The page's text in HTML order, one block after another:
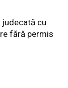
judecată cu
fără permis